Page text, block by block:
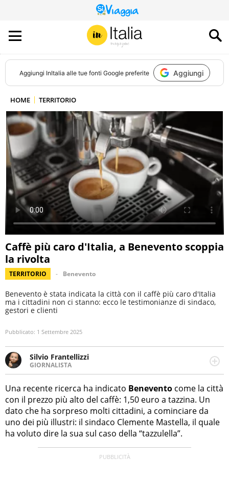
QUESTO
SITO
CONTRIBUISCE
ALL’AUDIENCE
DI
Aggiungi InItalia alle tue fonti Google preferite Aggiungi
HOME TERRITORIO
Caffè più caro d'Italia, a Benevento scoppia
la rivolta
TERRITORIO Benevento
Benevento è stata indicata la città con il caffè più caro d'Italia
ma i cittadini non ci stanno: ecco le testimonianze di sindaco,
gestori e clienti
Pubblicato: 1 Settembre 2025
Silvio Frantellizzi
GIORNALISTA
Giornalista pubblicista. Da oltre dieci anni si occupa di
informazione sul web, scrivendo di sport, attualità,
cronaca, motori, spettacolo e videogame.
Una recente ricerca ha indicato Benevento come la città
con il prezzo più alto del caffè: 1,50 euro a tazzina. Un
dato che ha sorpreso molti cittadini, a cominciare da
uno dei più illustri: il sindaco Clemente Mastella, il quale
ha voluto dire la sua sul caso della “tazzulella”.